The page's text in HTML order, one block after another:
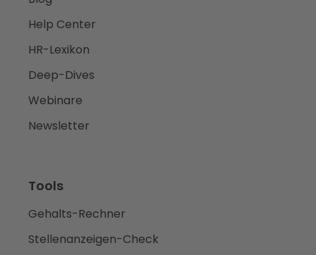
Help Center
HR-Lexikon
Deep-Dives
Webinare
Newsletter
Tools
Gehalts-Rechner
Stellenanzeigen-Check